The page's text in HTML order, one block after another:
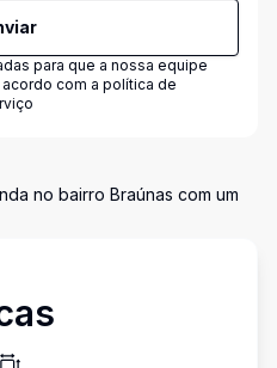
para que a nossa equipe
com a política de
no bairro Braúnas com um